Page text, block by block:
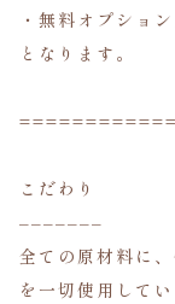
・無料オプショ
となります。
こだわり
–––––––
全ての原材料に
を一切使用してい